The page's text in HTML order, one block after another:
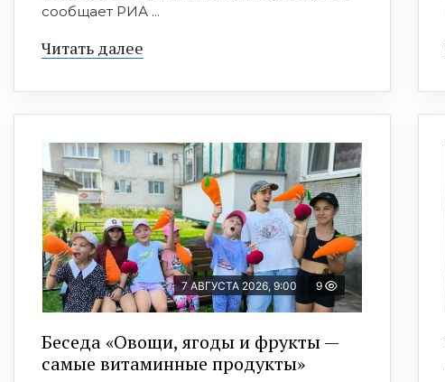
сообщает РИА ...
Читать далее
7 АВГУСТА 2026, 9:00 9
Беседа «Овощи, ягоды и фрукты —
самые витаминные продукты»